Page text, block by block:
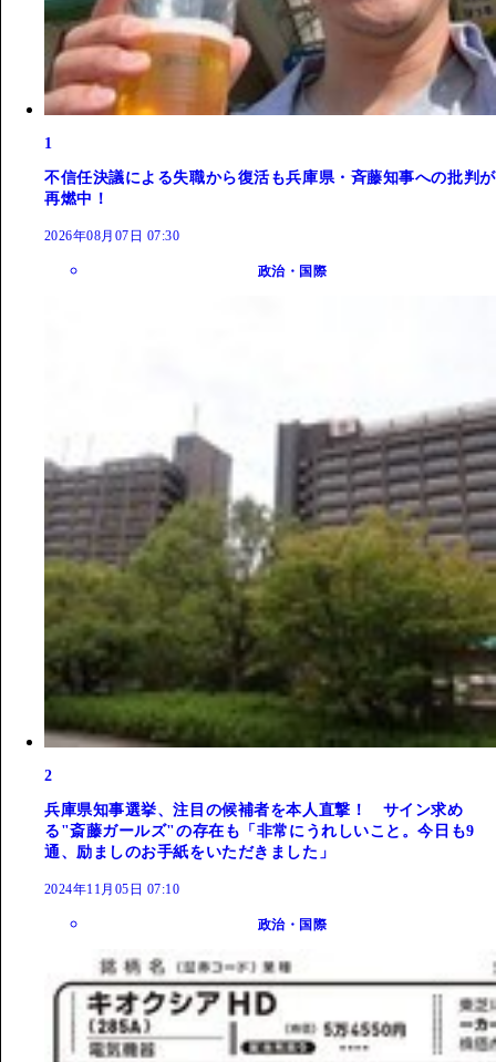
1
不信任決議による失職から復活も兵庫県・斉藤知事への批判が
再燃中！
2026年08月07日 07:30
政治・国際
2
兵庫県知事選挙、注目の候補者を本人直撃！ サイン求め
る"斎藤ガールズ"の存在も「非常にうれしいこと。今日も9
通、励ましのお手紙をいただきました」
2024年11月05日 07:10
政治・国際